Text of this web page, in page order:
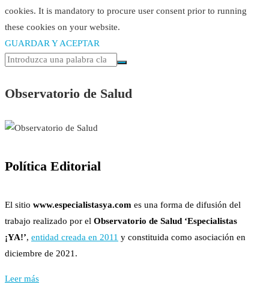
cookies. It is mandatory to procure user consent prior to running
these cookies on your website.
GUARDAR Y ACEPTAR
Observatorio de Salud
Política Editorial
El sitio www.especialistasya.com es una forma de difusión del
trabajo realizado por el Observatorio de Salud ‘Especialistas
¡YA!’, entidad creada en 2011 y constituida como asociación en
diciembre de 2021.
Leer más